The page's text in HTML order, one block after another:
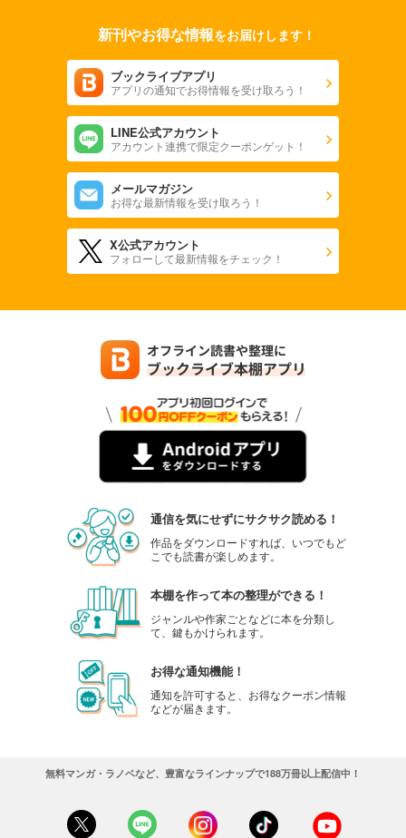
新刊やお得な情報をお届けします！
ブックライブアプリ
アプリの通知でお得情報を受け取ろう！
LINE公式アカウント
アカウント連携で限定クーポンゲット！
メールマガジン
お得な最新情報を受け取ろう！
X公式アカウント
フォローして最新情報をチェック！
通信を気にせずにサクサク読める！
作品をダウンロードすれば、いつでもど
こでも読書が楽しめます。
本棚を作って本の整理ができる！
ジャンルや作家ごとなどに本を分類し
て、鍵もかけられます。
お得な通知機能！
通知を許可すると、お得なクーポン情報
などが届きます。
無料マンガ・ラノベなど、豊富なラインナップで188万冊以上配信中！